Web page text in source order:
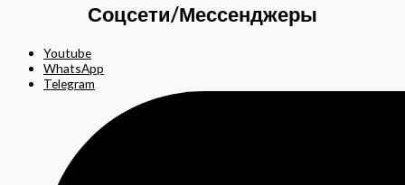
Соцсети/Мессенджеры
Youtube
WhatsApp
Telegram